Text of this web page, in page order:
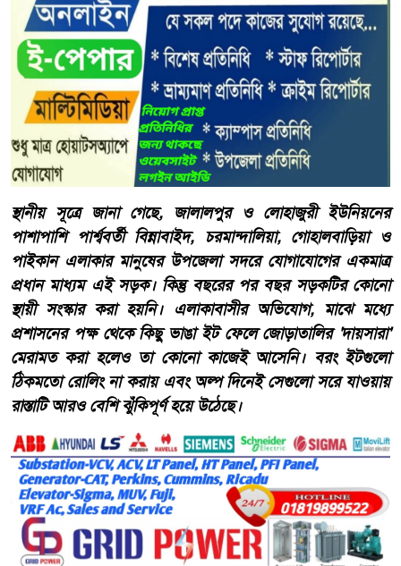
​​স্থানীয় সূত্রে জানা গেছে, জালালপুর ও লোহাজুরী ইউনিয়নের
পাশাপাশি পার্শ্ববর্তী বিন্নাবাইদ, চরমান্দালিয়া, গোহালবাড়িয়া ও
পাইকান এলাকার মানুষের উপজেলা সদরে যোগাযোগের একমাত্র
প্রধান মাধ্যম এই সড়ক। কিন্তু বছরের পর বছর সড়কটির কোনো
স্থায়ী সংস্কার করা হয়নি। এলাকাবাসীর অভিযোগ, মাঝে মধ্যে
প্রশাসনের পক্ষ থেকে কিছু ভাঙা ইট ফেলে জোড়াতালির 'দায়সারা'
মেরামত করা হলেও তা কোনো কাজেই আসেনি। বরং ইটগুলো
ঠিকমতো রোলিং না করায় এবং অল্প দিনেই সেগুলো সরে যাওয়ায়
রাস্তাটি আরও বেশি ঝুঁকিপূর্ণ হয়ে উঠেছে।